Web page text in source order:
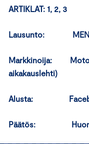
ARTIKLAT: 1, 2, 3
Lausunto: MEN
Markkinoija:
aikakauslehti)
Alusta:
Päätös: